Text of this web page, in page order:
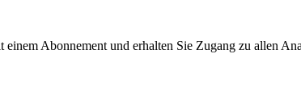
Abonnement und erhalten Sie Zugang zu allen